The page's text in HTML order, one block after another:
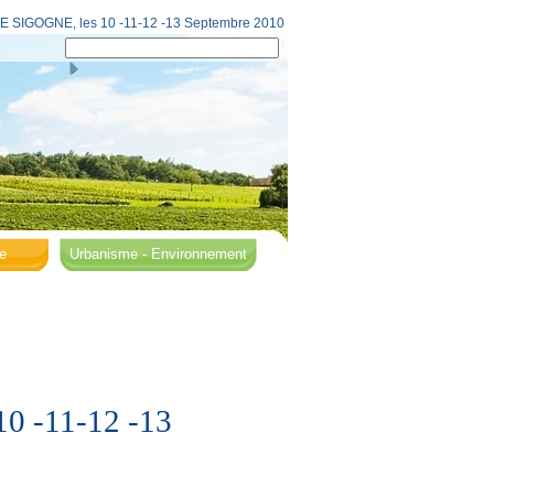
SIGOGNE, les 10 -11-12 -13 Septembre 2010
Urbanisme - Environnement
-11-12 -13